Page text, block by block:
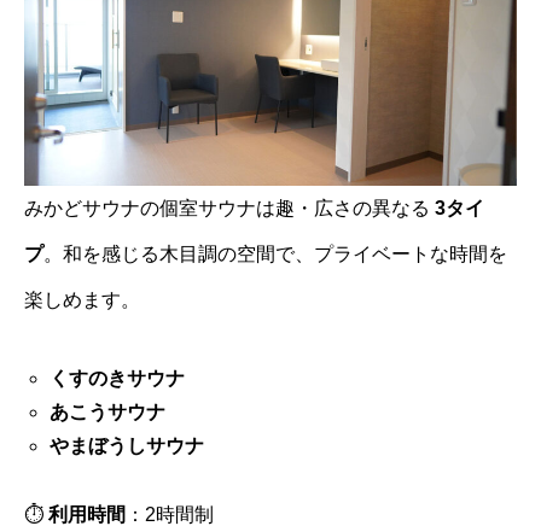
みかどサウナの個室サウナは趣・広さの異なる 3タイ
プ。和を感じる木目調の空間で、プライベートな時間を
楽しめます。
くすのきサウナ
あこうサウナ
やまぼうしサウナ
⏱ 利用時間 ：2時間制